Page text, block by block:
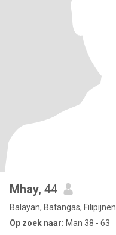
Mhay, 44
Balayan, Batangas, Filipijnen
Op zoek naar: Man 38 - 63